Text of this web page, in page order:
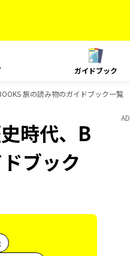
ガイドブック
旅の読み物のガイドブック一覧
時代、B
ブック
AD